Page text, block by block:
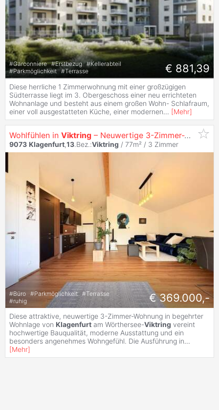
#Garconniere #Erstbezug #Kellerabteil
#Parkmöglichkeit #Terrasse € 881,39
Diese herrliche 1 Zimmerwohnung mit einer großzügigen
Südterrasse liegt im 3. Obergeschoss einer neu errichteten
Wohnanlage und besteht aus einem großen Wohn- Schlafraum,
einer voll ausgestatteten Küche, einer modernen... [Mehr]
Wohlfühlen in Viktring – Neuwertige 3-Zimmer-Wohnung mit hochwertiger Ausstattung
9073 Klagenfurt,13.Bez.:Viktring / 77m² / 3 Zimmer
#Büro #Parkmöglichkeit #Terrasse
#ruhig € 369.000,-
Diese attraktive, neuwertige 3-Zimmer-Wohnung in begehrter
Wohnlage von Klagenfurt am Wörthersee-Viktring vereint
hochwertige Bauqualität, moderne Ausstattung und ein
besonders angenehmes Wohngefühl. Die Ausführung in...
[Mehr]